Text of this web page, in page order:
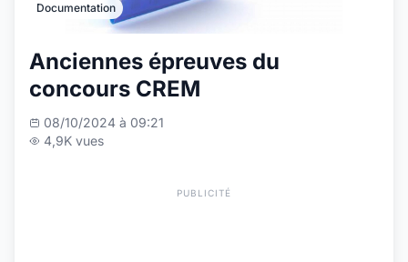
Documentation
Anciennes épreuves du
concours CREM
08/10/2024 à 09:21
4,9K vues
PUBLICITÉ